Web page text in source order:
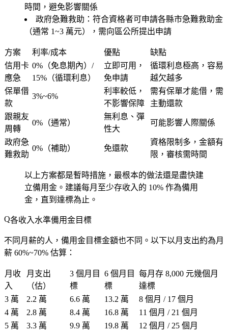
時間，避免影響關係
政府急難救助 ：符合資格者可申請各縣市急難救助金
（通常 1~3 萬元），需向區公所提出申請
方案 利率/成本 優點
缺點
信用卡
應急
0%（免息期內）/
15%（循環利息）
立即可用，
免申請
循環利息極高，容易
越欠越多
保單借
款
3%~6%
利率較低，
不影響保障
需有保單才能借，需
主動還款
跟親友
周轉
0%（通常）
無利息、彈
性大
可能影響人際關係
政府急
難救助
0%（補助） 免還款
資格限制多，金額有
限，審核需時間
以上方案都是暫時措施 ，最根本的做法還是盡快建
立備用金。建議每月至少存收入的 10% 作為備用
金，直到達標為止。
各收入水準備用金目標
不同月薪的人，備用金目標金額也不同。以下以月支出約為月
薪 60%~70% 估算：
月收
入
月支出
（估）
3 個月目
標
6 個月目
標
每月存 8,000 元幾個月
達標
3 萬
2.2 萬 6.6 萬 13.2 萬
8 個月 / 17 個月
4 萬
2.8 萬 8.4 萬 16.8 萬
11 個月 / 21 個月
5 萬
3.3 萬 9.9 萬 19.8 萬
12 個月 / 25 個月